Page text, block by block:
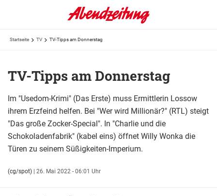
Startseite TV TV-Tipps am Donnerstag
TV-Tipps am Donnerstag
Im "Usedom-Krimi" (Das Erste) muss Ermittlerin Lossow
ihrem Erzfeind helfen. Bei "Wer wird Millionär?" (RTL) steigt
"Das große Zocker-Special". In "Charlie und die
Schokoladenfabrik" (kabel eins) öffnet Willy Wonka die
Türen zu seinem Süßigkeiten-Imperium.
(cg/spot) | 26. Mai 2022 - 06:01 Uhr